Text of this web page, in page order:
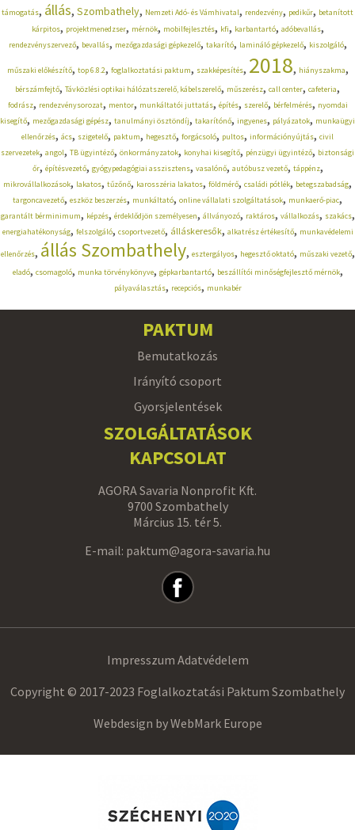
támogatás, állás, Szombathely, Nemzeti Adó- és Vámhivatal, rendezvény, pedikűr, betanított
kárpitos, projektmenedzser, mérnök, mobilfejlesztés, kfi, karbantartó, adóbevallás,
rendezvényszervező, bevallás, mezőgazdasági gépkezelő, takarító, lamináló gépkezelő, kiszolgáló,
műszaki előkészítő, top 6.8.2, foglalkoztatási paktum, szakképesítés, 2018, hiányszakma,
bérszámfejtő, Távközlési optikai hálózatszerelő, kábelszerelő, műszerész, call center, cafeteria,
fodrász, rendezvénysorozat, mentor, munkáltatói juttatás, építés, szerelő, bérfelmérés, nyomdai
kisegítő, mezőgazdasági gépész, tanulmányi ösztöndíj, takarítónő, ingyenes, pályázatok, munkaügyi
ellenőrzés, ács, szigetelő, paktum, hegesztő, forgácsoló, pultos, információnyújtás, civil
szervezetek, angol, TB ügyintéző, önkormányzatok, konyhai kisegítő, pénzügyi ügyintéző, biztonsági
őr, építésvezető, gyógypedagógiai asszisztens, vasalónő, autóbusz vezető, táppénz,
mikrovállalkozások, lakatos, tűzőnő, karosszéria lakatos, földmérő, családi pótlék, betegszabadság,
targoncavezető, eszköz beszerzés, munkáltató, online vállalati szolgáltatások, munkaerő-piac,
garantált bérminimum, képzés, érdeklődjön személyesen, állványozó, raktáros, vállalkozás, szakács,
energiahatékonyság, felszolgáló, csoportvezető, álláskeresők, alkatrész értékesítő, munkavédelemi
ellenőrzés, állás Szombathely, esztergályos, hegesztő oktató, műszaki vezető,
eladó, csomagoló, munka törvénykönyve, gépkarbantartó, beszállítói minőségfejlesztő mérnök,
pályaválasztás, recepciós, munkabér
PAKTUM
Bemutatkozás
Irányító csoport
Gyorsjelentések
SZOLGÁLTATÁSOK
KAPCSOLAT
AGORA Savaria Nonprofit Kft.
9700 Szombathely
Március 15. tér 5.
E-mail: paktum@agora-savaria.hu
Impresszum Adatvédelem
Copyright © 2017-2023 Foglalkoztatási Paktum Szombathely
Webdesign byWebMark Europe